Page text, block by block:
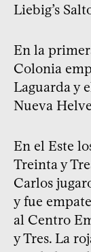
Liebig’s
En la
Colonia
Laguarda y
Nueva
En el Este
Treinta y
Carlos
y fue
al Centro
y Tres. La